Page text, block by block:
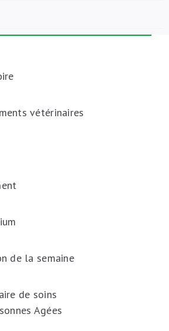
vétérinaires
de la semaine
de soins
Agées